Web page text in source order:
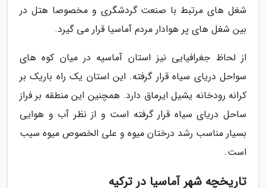
شغل های مرتبط با صنعت گردشگری و مخصوصا هتل در
بین شغل های پر هوادار مردم آماسیا قرار می گیرد.
از لحاظ جغرافیایی نیز استان آماسیه در میان کوه های
سواحل دریای سیاه قرار گرفته. این استان یک راه باریک بر
کرانه رودخانه یشیل ایرماق دارد. همچنین این منطقه بر فراز
ساحل دریای سیاه قرار گرفته است و از نظر آب و هوایی
بسیار مناسب رشد درختان میوه و علی الخصوص میوه سیب
است.
تاریخچه شهر آماسیا در ترکیه